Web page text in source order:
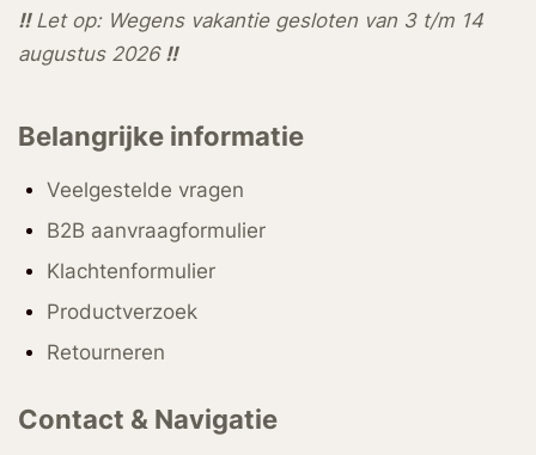
!!Let op: Wegens vakantie gesloten van 3 t/m 14
augustus 2026 !!
Belangrijke informatie
Veelgestelde vragen
B2B aanvraagformulier
Klachtenformulier
Productverzoek
Retourneren
Contact & Navigatie